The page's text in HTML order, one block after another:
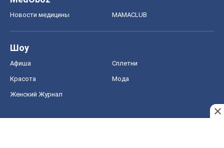
Новости медицины MAMACLUB
Шоу
Афиша Сплетни
Красота Мода
Женский Журнал